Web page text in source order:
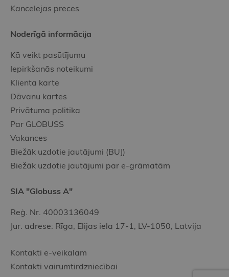
Kancelejas preces
Noderīgā informācija
Kā veikt pasūtījumu
Iepirkšanās noteikumi
Klienta karte
Dāvanu kartes
Privātuma politika
Par GLOBUSS
Vakances
Biežāk uzdotie jautājumi (BUJ)
Biežāk uzdotie jautājumi par e-grāmatām
SIA "Globuss A"
Reģ. Nr. 40003136049
Jur. adrese: Rīga, Elijas iela 17-1, LV-1050, Latvija
Kontakti e-veikalam
Kontakti vairumtirdzniecībai